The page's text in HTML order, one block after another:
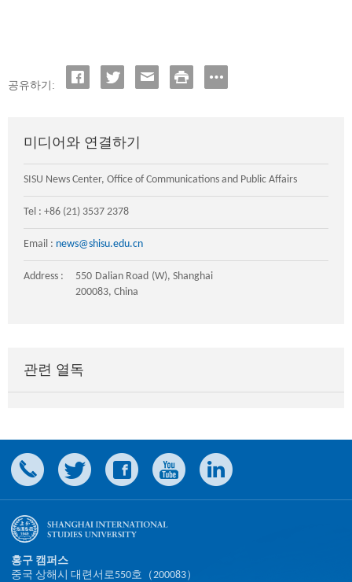
공유하기:
미디어와 연결하기
SISU News Center, Office of Communications and Public Affairs
Tel : +86 (21) 3537 2378
Email : news@shisu.edu.cn
Address :
550 Dalian Road (W), Shanghai
200083, China
관련 열독
홍구 캠퍼스
중국 상해시 대련서로550호（200083）